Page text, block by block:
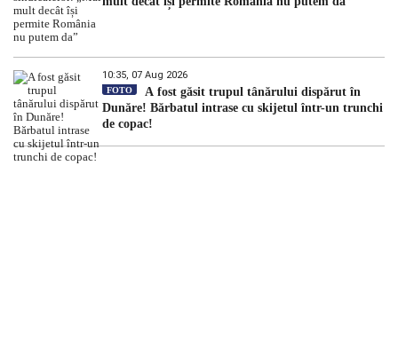
10:35, 07 Aug 2026
FOTO
A fost găsit trupul tânărului dispărut în
Dunăre! Bărbatul intrase cu skijetul într-un trunchi
de copac!